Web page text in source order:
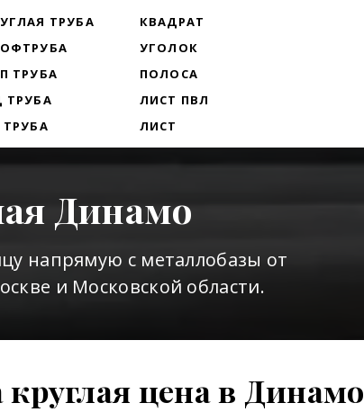
ТРУБА
ТРУБА
ТРУБА
ТРУБА
КВАДРАТ
УГОЛОК
ПОЛОСА
ЛИСТ ПВЛ
ЛИСТ
Динамо
напрямую с металлобазы от
и Московской области.
круглая цена в Динамо